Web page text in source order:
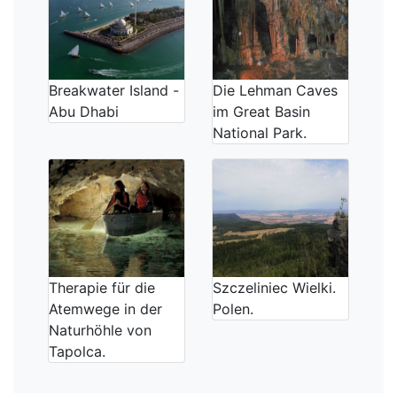
Breakwater Island -
Abu Dhabi
Die Lehman Caves
im Great Basin
National Park.
Therapie für die
Atemwege in der
Naturhöhle von
Tapolca.
Szczeliniec Wielki.
Polen.